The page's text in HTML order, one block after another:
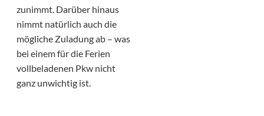
zunimmt. Darüber hinaus
nimmt natürlich auch die
mögliche Zuladung ab – was
bei einem für die Ferien
vollbeladenen Pkw nicht
ganz unwichtig ist.